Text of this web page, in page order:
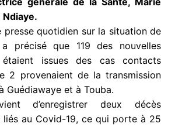
Ndiaye.
presse quotidien sur la situation de
a précisé que 119 des nouvelles
étaient issues des cas contacts
2 provenaient de la transmission
Guédiawaye et à Touba.
d’enregistrer deux décès
liés au Covid-19, ce qui porte à 25